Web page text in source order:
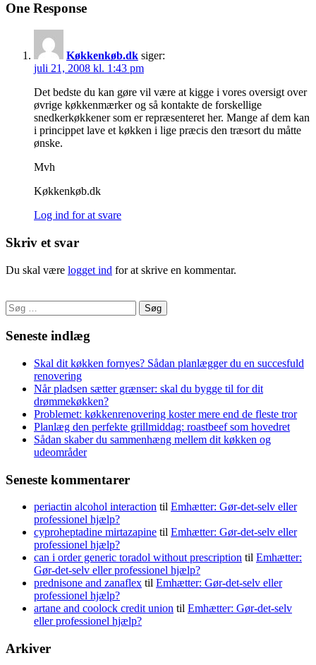
One Response
Køkkenkøb.dk siger:
juli 21, 2008 kl. 1:43 pm
Det bedste du kan gøre vil være at kigge i vores oversigt over
øvrige køkkenmærker og så kontakte de forskellige
snedkerkøkkener som er repræsenteret her. Mange af dem kan
i princippet lave et køkken i lige præcis den træsort du måtte
ønske.
Mvh
Køkkenkøb.dk
Log ind for at svare
Skriv et svar
Du skal være logget ind for at skrive en kommentar.
Søg
efter:
Seneste indlæg
Skal dit køkken fornyes? Sådan planlægger du en succesfuld
renovering
Når pladsen sætter grænser: skal du bygge til for dit
drømmekøkken?
Problemet: køkkenrenovering koster mere end de fleste tror
Planlæg den perfekte grillmiddag: roastbeef som hovedret
Sådan skaber du sammenhæng mellem dit køkken og
udeområder
Seneste kommentarer
periactin alcohol interaction til Emhætter: Gør-det-selv eller
professionel hjælp?
cyproheptadine mirtazapine til Emhætter: Gør-det-selv eller
professionel hjælp?
can i order generic toradol without prescription til Emhætter:
Gør-det-selv eller professionel hjælp?
prednisone and zanaflex til Emhætter: Gør-det-selv eller
professionel hjælp?
artane and coolock credit union til Emhætter: Gør-det-selv
eller professionel hjælp?
Arkiver